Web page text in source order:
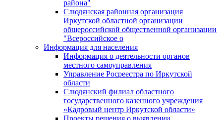
района"
Слюдянская районная организация
Иркутской областной организации
общероссийской общественной организации
"Всероссийское о
Информация для населения
Информация о деятельности органов
местного самоуправления
Управление Росреестра по Иркутской
области
Слюдянский филиал областного
государственного казенного учреждения
«Кадровый центр Иркутской области»
Проекты решения о выявлении